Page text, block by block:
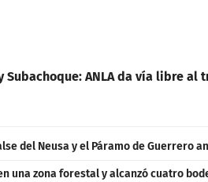
Subachoque: ANLA da vía libre
del Neusa y el Páramo de Guerrero
una zona forestal y alcanzó cuatro